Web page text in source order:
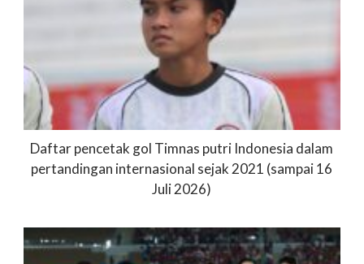
Daftar pencetak gol Timnas putri Indonesia dalam
pertandingan internasional sejak 2021 (sampai 16
Juli 2026)